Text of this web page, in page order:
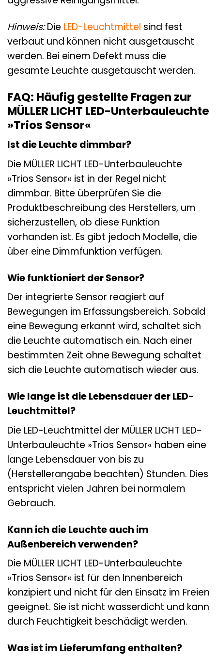
Hinweis:Die LED-Leuchtmittel sind fest
verbaut und können nicht ausgetauscht
werden. Bei einem Defekt muss die
gesamte Leuchte ausgetauscht werden.
FAQ: Häufig gestellte Fragen zur
MÜLLER LICHT LED-Unterbauleuchte
»Trios Sensor«
Ist die Leuchte dimmbar?
Die MÜLLER LICHT LED-Unterbauleuchte
»Trios Sensor« ist in der Regel nicht
dimmbar. Bitte überprüfen Sie die
Produktbeschreibung des Herstellers, um
sicherzustellen, ob diese Funktion
vorhanden ist. Es gibt jedoch Modelle, die
über eine Dimmfunktion verfügen.
Wie funktioniert der Sensor?
Der integrierte Sensor reagiert auf
Bewegungen im Erfassungsbereich. Sobald
eine Bewegung erkannt wird, schaltet sich
die Leuchte automatisch ein. Nach einer
bestimmten Zeit ohne Bewegung schaltet
sich die Leuchte automatisch wieder aus.
Wie lange ist die Lebensdauer der LED-
Leuchtmittel?
Die LED-Leuchtmittel der MÜLLER LICHT LED-
Unterbauleuchte »Trios Sensor« haben eine
lange Lebensdauer von bis zu
(Herstellerangabe beachten) Stunden. Dies
entspricht vielen Jahren bei normalem
Gebrauch.
Kann ich die Leuchte auch im
Außenbereich verwenden?
Die MÜLLER LICHT LED-Unterbauleuchte
»Trios Sensor« ist für den Innenbereich
konzipiert und nicht für den Einsatz im Freien
geeignet. Sie ist nicht wasserdicht und kann
durch Feuchtigkeit beschädigt werden.
Was ist im Lieferumfang enthalten?